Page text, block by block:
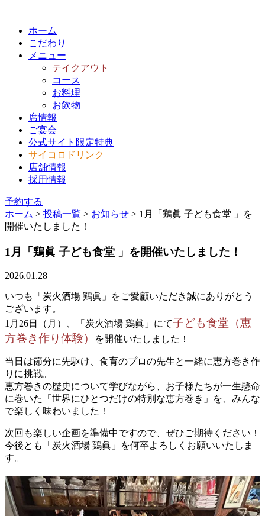
ホーム
こだわり
メニュー
テイクアウト
コース
お料理
お飲物
席情報
ご宴会
公式サイト限定特典
サイコロドリンク
店舗情報
採用情報
予約する
ホーム > 投稿一覧 > お知らせ > 1月「鶏眞 子ども食堂 」を
開催いたしました！
1月「鶏眞 子ども食堂 」を開催いたしました！
2026.01.28
いつも「炭火酒場 鶏眞」をご愛顧いただき誠にありがとう
ございます。
1月26日（月）、「炭火酒場 鶏眞」にて子ども食堂（恵
方巻き作り体験）
を開催いたしました！
当日は節分に先駆け、食育のプロの先生と一緒に恵方巻き作
りに挑戦。
恵方巻きの歴史について学びながら、お子様たちが一生懸命
に巻いた「世界にひとつだけの特別な恵方巻き」を、みんな
で楽しく味わいました！
次回も楽しい企画を準備中ですので、ぜひご期待ください！
今後とも「炭火酒場 鶏眞」を何卒よろしくお願いいたしま
す。